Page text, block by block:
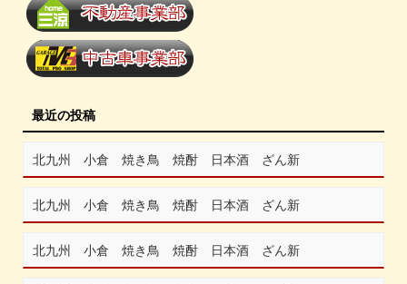
最近の投稿
北九州 小倉 焼き鳥 焼酎 日本酒 ざん新
北九州 小倉 焼き鳥 焼酎 日本酒 ざん新
北九州 小倉 焼き鳥 焼酎 日本酒 ざん新